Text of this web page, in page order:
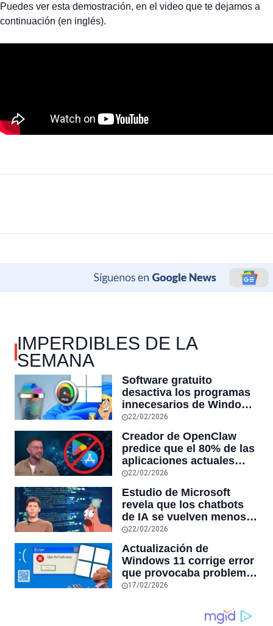
Puedes ver esta demostración, en el video que te dejamos a
continuación (en inglés).
IMPERDIBLES DE LA
SEMANA
Software gratuito
desactiva los programas
innecesarios de Windows
11 y optimiza el PC,
reduciendo el uso de la
RAM y mucho más
22/02/2026
Creador de OpenClaw
predice que el 80% de las
aplicaciones actuales
desaparecerán en el
futuro: “Solo sobrevivirán
las aplicaciones con
sensores únicos o
conexiones especiales a
hardware
22/02/2026
Estudio de Microsoft
revela que los chatbots
de IA se vuelven menos
confiables mientras más
tiempo hablas con ellos:
la falta de confiabilidad
sube un 112%
22/02/2026
Actualización de
Windows 11 corrige error
que provocaba problemas
al jugar en PC: los
producían desde 2023
17/02/2026